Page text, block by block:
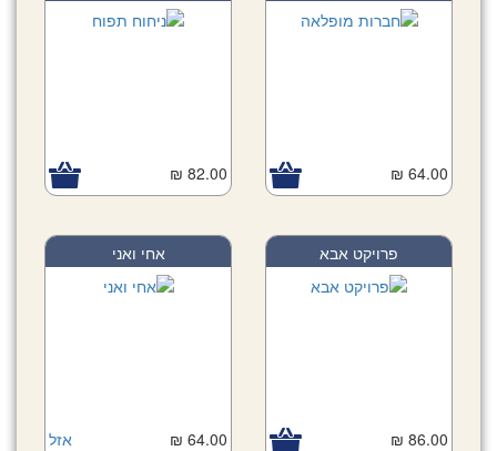
64.00 ₪
82.00 ₪
פרויקט אבא
86.00 ₪
אחי ואני
אזל 64.00 ₪